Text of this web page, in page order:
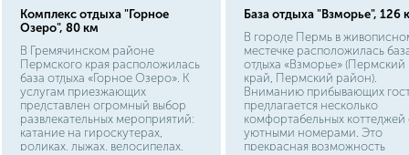
Комплекс отдыха "Горное
Озеро", 80 км
В Гремячинском районе
Пермского края расположилась
база отдыха «Горное Озеро». К
услугам приезжающих
представлен огромный выбор
развлекательных мероприятий:
катание на гироскутерах,
роликах, лыжах, велосипедах,
База отдыха "Взморье", 126
В городе Пермь в
местечке расположилась
отдыха «Взморье» (Пермский
край, Пермский район).
Вниманию прибывающих
предлагается несколько
комфортабельных коттеджей
уютными номерами. Это
прекрасная возможность